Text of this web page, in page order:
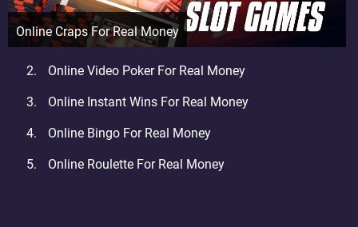
Online Craps For Real Money
Online Video Poker For Real Money
Online Instant Wins For Real Money
Online Bingo For Real Money
Online Roulette For Real Money